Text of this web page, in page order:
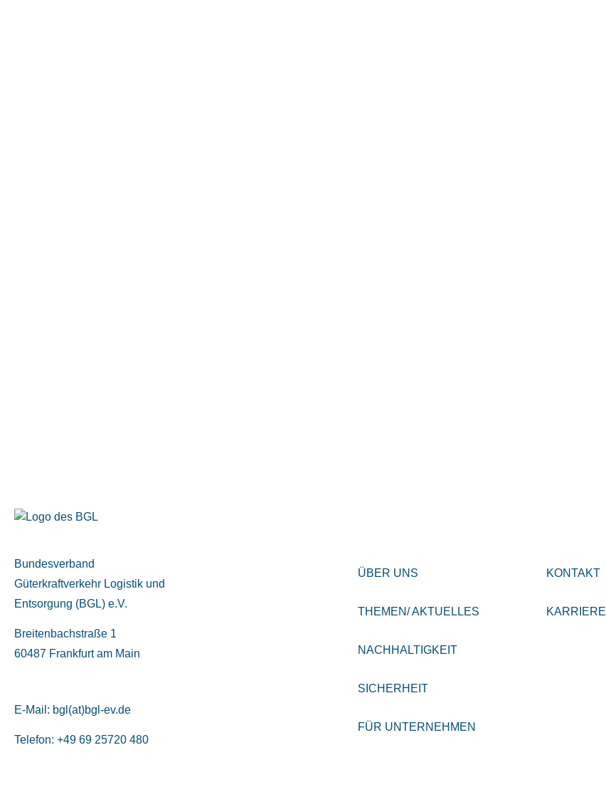
Bundesverband
Güterkraftverkehr Logistik und
Entsorgung (BGL) e.V.
Breitenbachstraße 1
60487 Frankfurt am Main
E-Mail: bgl(at)bgl-ev.de
Telefon: +49 69 25720 480
ÜBER UNS
THEMEN/ AKTUELLES
NACHHALTIGKEIT
SICHERHEIT
FÜR UNTERNEHMEN
KONTAKT
KARRIERE